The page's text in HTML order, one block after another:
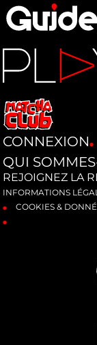
CONNEXION
QUI
REJOIGNEZ LA
INFORMATIONS
COOKIES &